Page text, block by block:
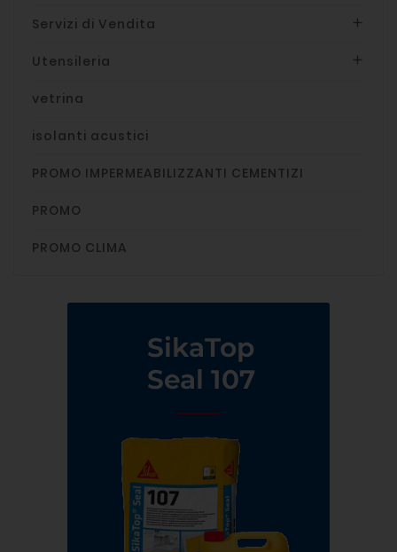
Servizi di Vendita 
Utensileria 
vetrina
isolanti acustici
PROMO IMPERMEABILIZZANTI CEMENTIZI
PROMO
PROMO CLIMA